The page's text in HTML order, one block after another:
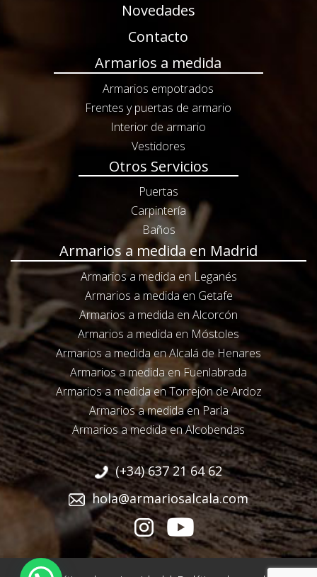
Novedades
Contacto
Armarios a medida
Armarios empotrados
Frentes y puertas de armario
Interior de armario
Vestidores
Otros Servicios
Puertas
Carpintería
Baños
Armarios a medida en Madrid
Armarios a medida en Leganés
Armarios a medida en Getafe
Armarios a medida en Alcorcón
Armarios a medida en Móstoles
Armarios a medida en Alcalá de Henares
Armarios a medida en Fuenlabrada
Armarios a medida en Torrejón de Ardoz
Armarios a medida en Parla
Armarios a medida en Alcobendas
(+34) 637 21 64 62
hola@armariosalcala.com